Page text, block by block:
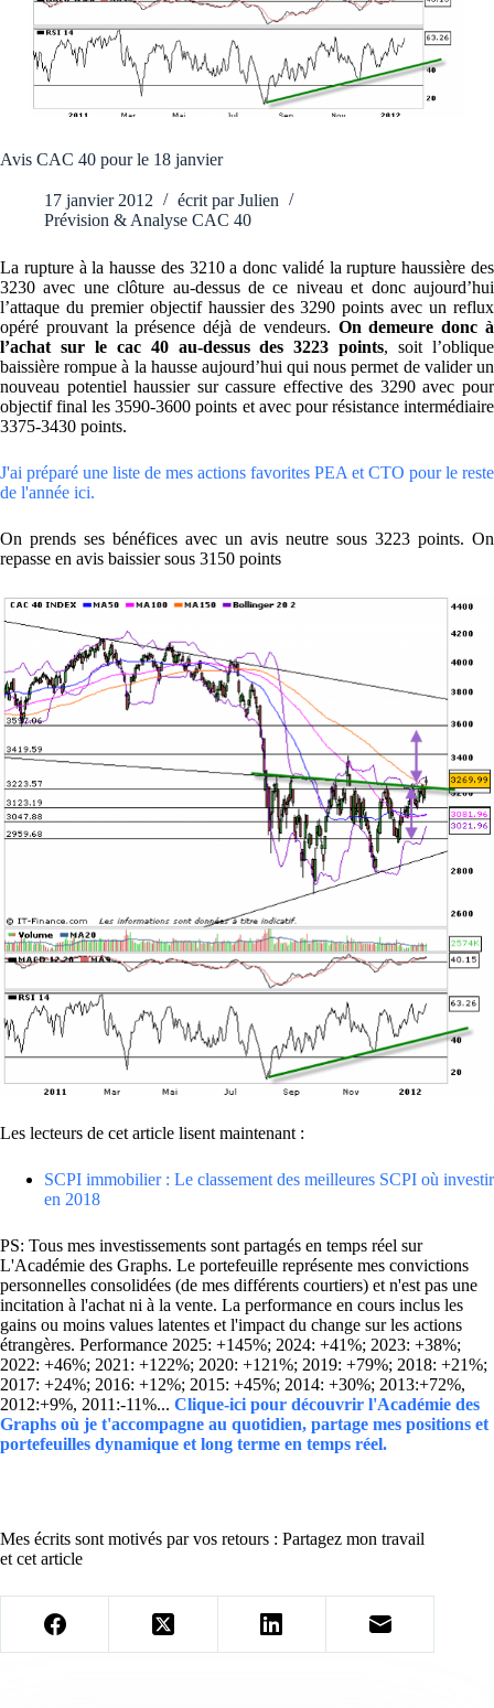
Avis CAC 40 pour le 18 janvier
17 janvier 2012 écrit par Julien
Prévision & Analyse CAC 40
La rupture à la hausse des 3210 a donc validé la rupture haussière des
3230 avec une clôture au-dessus de ce niveau et donc aujourd’hui
l’attaque du premier objectif haussier des 3290 points avec un reflux
opéré prouvant la présence déjà de vendeurs. On demeure donc à
l’achat sur le cac 40 au-dessus des 3223 points, soit l’oblique
baissière rompue à la hausse aujourd’hui qui nous permet de valider un
nouveau potentiel haussier sur cassure effective des 3290 avec pour
objectif final les 3590-3600 points et avec pour résistance intermédiaire
3375-3430 points.
J'ai préparé une liste de mes actions favorites PEA et CTO pour le reste
de l'année ici.
On prends ses bénéfices avec un avis neutre sous 3223 points. On
repasse en avis baissier sous 3150 points
Les lecteurs de cet article lisent maintenant :
SCPI immobilier : Le classement des meilleures SCPI où investir
en 2018
PS: Tous mes investissements sont partagés en temps réel sur
L'Académie des Graphs. Le portefeuille représente mes convictions
personnelles consolidées (de mes différents courtiers) et n'est pas une
incitation à l'achat ni à la vente. La performance en cours inclus les
gains ou moins values latentes et l'impact du change sur les actions
étrangères. Performance 2025: +145%; 2024: +41%; 2023: +38%;
2022: +46%; 2021: +122%; 2020: +121%; 2019: +79%; 2018: +21%;
2017: +24%; 2016: +12%; 2015: +45%; 2014: +30%; 2013:+72%,
2012:+9%, 2011:-11%... Clique-ici pour découvrir l'Académie des
Graphs où je t'accompagne au quotidien, partage mes positions et
portefeuilles dynamique et long terme en temps réel.
Mes écrits sont motivés par vos retours : Partagez mon travail
et cet article